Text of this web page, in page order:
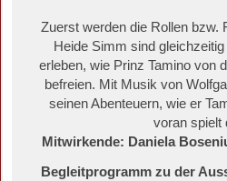
Zuerst werden die Rollen bzw.
Heide Simm sind
erleben, wie Prinz Tamino von
befreien. Mit Musik von
seinen Abenteuern, wie er
voran spielt
Mitwirkende: Daniela
Begleitprogramm zu der